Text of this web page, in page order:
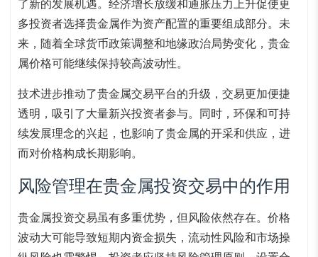
了新的发展机遇。经济增长放缓和通胀压力上升促使更
多投资者选择贵金属作为资产配置的重要组成部分。未
来，随着全球货币政策调整和地缘政治局势变化，贵金
属价格可能继续保持较高波动性。
技术进步推动了贵金属交易平台的升级，交易更加便捷
透明，吸引了大量新兴投资者参与。同时，环保和可持
续发展理念的兴起，也影响了贵金属的开采和供应，进
而对价格构成长期影响。
风险管理在贵金属投资交易中的作用
贵金属投资交易虽有多重优势，但风险依然存在。价格
波动大可能导致短期内资金损失，流动性风险和市场操